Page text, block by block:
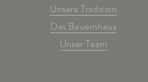
Unsere Tradition
Das Bauernhaus
Unser Team